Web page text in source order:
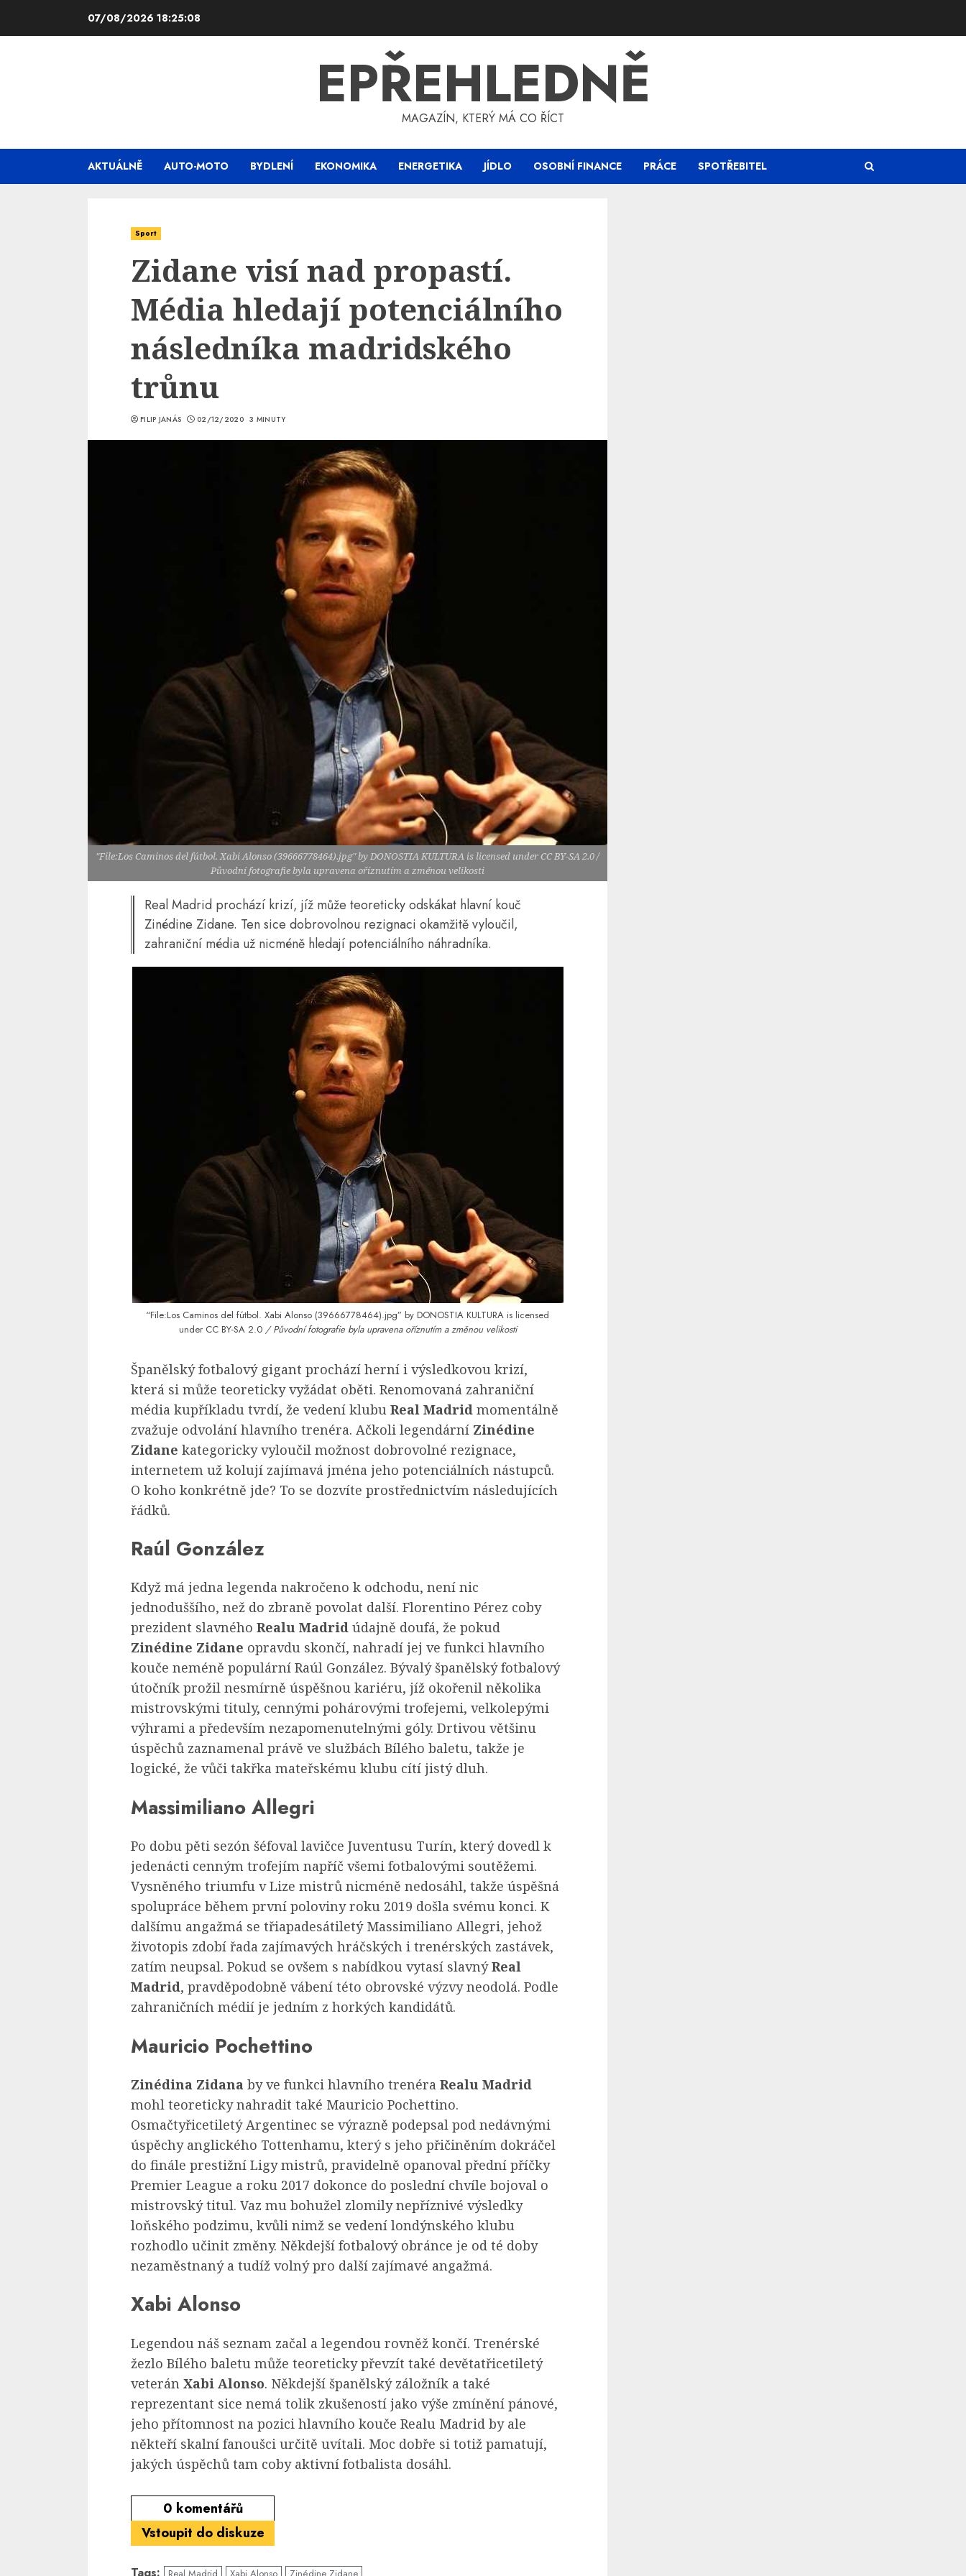
07/08/2026 18:25:09
EPŘEHLEDNĚ
MAGAZÍN, KTERÝ MÁ CO ŘÍCT
AKTUÁLNĚ AUTO-MOTO BYDLENÍ EKONOMIKA ENERGETIKA JÍDLO OSOBNÍ FINANCE PRÁCE SPOTŘEBITEL
Sport
Zidane visí nad propastí.
Média hledají potenciálního
následníka madridského
trůnu
FILIP JANÁS 02/12/2020 3 MINUTY
"File:Los Caminos del fútbol. Xabi Alonso (39666778464).jpg" by DONOSTIA KULTURA is licensed under CC BY-SA 2.0 /
Původní fotografie byla upravena oříznutím a změnou velikosti
Real Madrid prochází krizí, jíž může teoreticky odskákat hlavní kouč
Zinédine Zidane. Ten sice dobrovolnou rezignaci okamžitě vyloučil,
zahraniční média už nicméně hledají potenciálního náhradníka.
“File:Los Caminos del fútbol. Xabi Alonso (39666778464).jpg” by DONOSTIA KULTURA is licensed
under CC BY-SA 2.0 / Původní fotografie byla upravena oříznutím a změnou velikosti
Španělský fotbalový gigant prochází herní i výsledkovou krizí,
která si může teoreticky vyžádat oběti. Renomovaná zahraniční
média kupříkladu tvrdí, že vedení klubu Real Madrid momentálně
zvažuje odvolání hlavního trenéra. Ačkoli legendární Zinédine
Zidane kategoricky vyloučil možnost dobrovolné rezignace,
internetem už kolují zajímavá jména jeho potenciálních nástupců.
O koho konkrétně jde? To se dozvíte prostřednictvím následujících
řádků.
Raúl González
Když má jedna legenda nakročeno k odchodu, není nic
jednoduššího, než do zbraně povolat další. Florentino Pérez coby
prezident slavného Realu Madrid údajně doufá, že pokud
Zinédine Zidane opravdu skončí, nahradí jej ve funkci hlavního
kouče neméně populární Raúl González. Bývalý španělský fotbalový
útočník prožil nesmírně úspěšnou kariéru, jíž okořenil několika
mistrovskými tituly, cennými pohárovými trofejemi, velkolepými
výhrami a především nezapomenutelnými góly. Drtivou většinu
úspěchů zaznamenal právě ve službách Bílého baletu, takže je
logické, že vůči takřka mateřskému klubu cítí jistý dluh.
Massimiliano Allegri
Po dobu pěti sezón šéfoval lavičce Juventusu Turín, který dovedl k
jedenácti cenným trofejím napříč všemi fotbalovými soutěžemi.
Vysněného triumfu v Lize mistrů nicméně nedosáhl, takže úspěšná
spolupráce během první poloviny roku 2019 došla svému konci. K
dalšímu angažmá se třiapadesátiletý Massimiliano Allegri, jehož
životopis zdobí řada zajímavých hráčských i trenérských zastávek,
zatím neupsal. Pokud se ovšem s nabídkou vytasí slavnýReal
Madrid, pravděpodobně vábení této obrovské výzvy neodolá. Podle
zahraničních médií je jedním z horkých kandidátů.
Mauricio Pochettino
Zinédina Zidana by ve funkci hlavního trenéra Realu Madrid
mohl teoreticky nahradit také Mauricio Pochettino.
Osmačtyřicetiletý Argentinec se výrazně podepsal pod nedávnými
úspěchy anglického Tottenhamu, který s jeho přičiněním dokráčel
do finále prestižní Ligy mistrů, pravidelně opanoval přední příčky
Premier League a roku 2017 dokonce do poslední chvíle bojoval o
mistrovský titul. Vaz mu bohužel zlomily nepříznivé výsledky
loňského podzimu, kvůli nimž se vedení londýnského klubu
rozhodlo učinit změny. Někdejší fotbalový obránce je od té doby
nezaměstnaný a tudíž volný pro další zajímavé angažmá.
Xabi Alonso
Legendou náš seznam začal a legendou rovněž končí. Trenérské
žezlo Bílého baletu může teoreticky převzít také devětatřicetiletý
veterán Xabi Alonso. Někdejší španělský záložník a také
reprezentant sice nemá tolik zkušeností jako výše zmínění pánové,
jeho přítomnost na pozici hlavního kouče Realu Madrid by ale
někteří skalní fanoušci určitě uvítali. Moc dobře si totiž pamatují,
jakých úspěchů tam coby aktivní fotbalista dosáhl.
0 komentářů
Vstoupit do diskuze
Tags: